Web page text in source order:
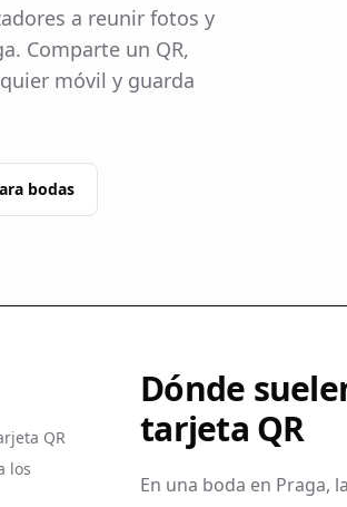
a reunir fotos y
Comparte un QR,
móvil y guarda
bodas
QR
los
Dónde
tarjeta QR
En una boda en Praga,